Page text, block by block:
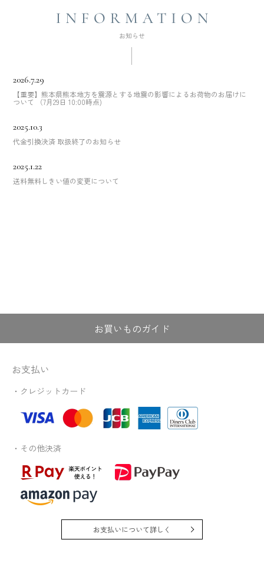
2026.7.29
【重要】熊本県熊本地方を震源とする地震の影響によるお荷物のお届けに
ついて （7月29日 10:00時点)
2025.10.3
代金引換決済 取扱終了のお知らせ
2025.1.22
送料無料しきい値の変更について
お買いものガイド
お支払い
・クレジットカード
・その他決済
お支払いについて詳しく